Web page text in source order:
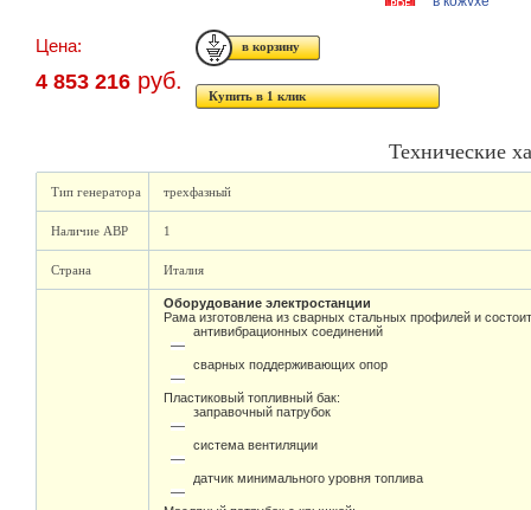
Цена:
4 853 216 руб.
Купить в 1 клик
Технические
Тип генератора трехфазный
Наличие АВР 1
Страна Италия
Оборудование электростанции
Рама изготовлена из сварных стальных профилей и
антивибрационных соединений
сварных поддерживающих опор
Пластиковый топливный бак:
заправочный патрубок
система вентиляции
датчик минимального уровня топлива